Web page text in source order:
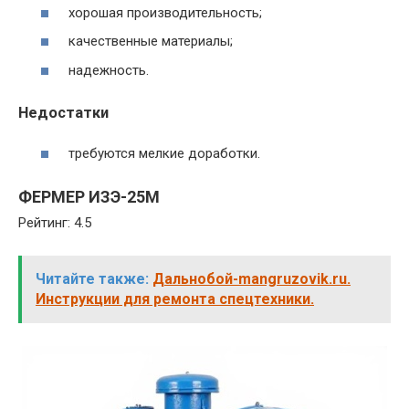
хорошая производительность;
качественные материалы;
надежность.
Недостатки
требуются мелкие доработки.
ФЕРМЕР ИЗЭ-25М
Рейтинг: 4.5
Читайте также: Дальнобой-mangruzovik.ru.
Инструкции для ремонта спецтехники.